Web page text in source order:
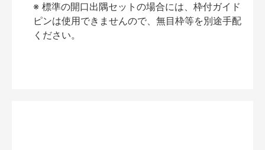
※ 標準の開口出隅セットの場合には、枠付ガイド
ピンは使用できませんので、無目枠等を別途手配
ください。